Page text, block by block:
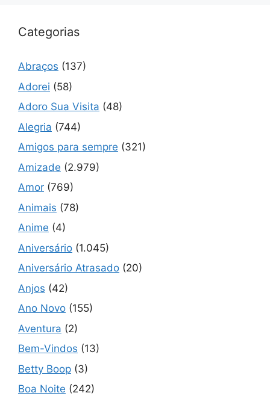
Categorias
Abraços (137)
Adorei (58)
Adoro Sua Visita (48)
Alegria (744)
Amigos para sempre (321)
Amizade (2.979)
Amor (769)
Animais (78)
Anime (4)
Aniversário (1.045)
Aniversário Atrasado (20)
Anjos (42)
Ano Novo (155)
Aventura (2)
Bem-Vindos (13)
Betty Boop (3)
Boa Noite (242)